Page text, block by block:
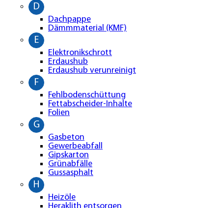
D
Dachpappe
Dämmmaterial (KMF)
E
Elektronikschrott
Erdaushub
Erdaushub verunreinigt
F
Fehlbodenschüttung
Fettabscheider-Inhalte
Folien
G
Gasbeton
Gewerbeabfall
Gipskarton
Grünabfälle
Gussasphalt
H
Heizöle